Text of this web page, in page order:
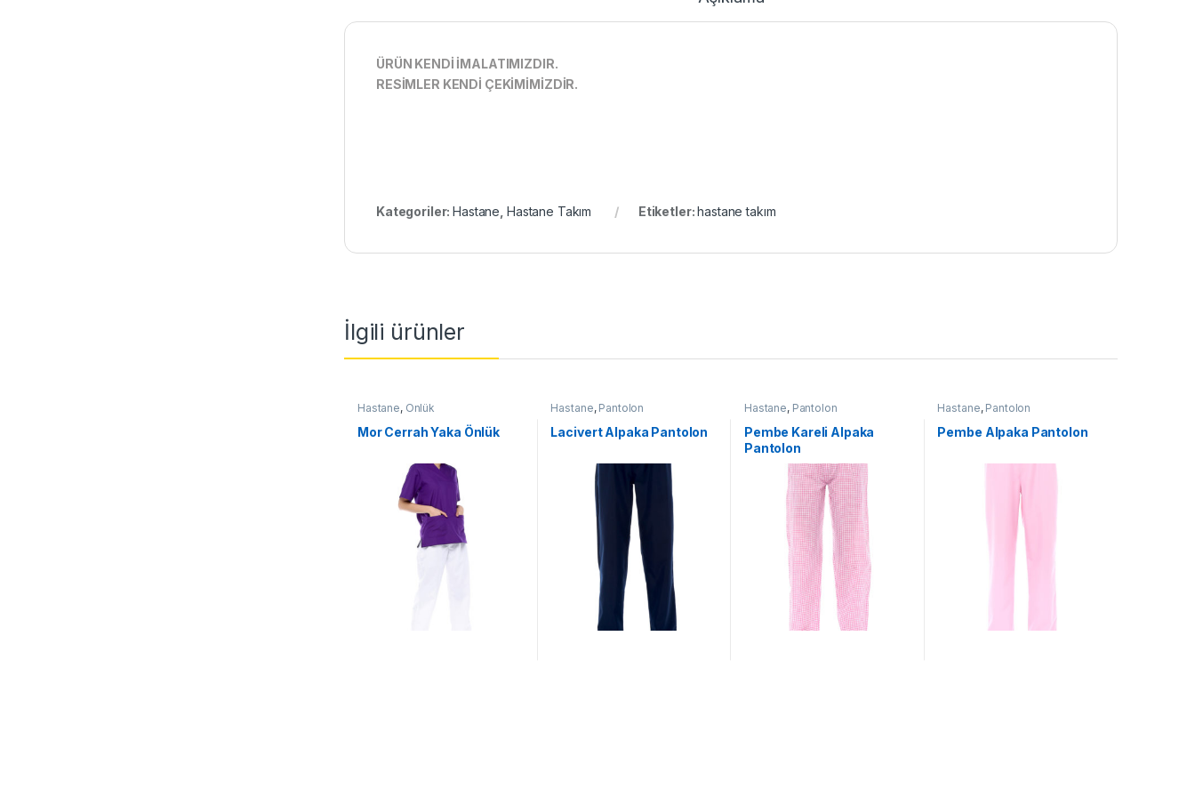
ÜRÜN KENDİ İMALATIMIZDIR.
RESİMLER KENDİ ÇEKİMİMİZDİR.
Kategoriler:Hastane Hastane Takım Etiketler:hastane takım
İlgili ürünler
Hastane, Önlük
Mor Cerrah Yaka Önlük
Hastane, Pantolon
Lacivert Alpaka Pantolon
Hastane, Pantolon
Pembe Kareli Alpaka
Pantolon
Hastane, Pantolon
Pembe Alpaka Pantolon